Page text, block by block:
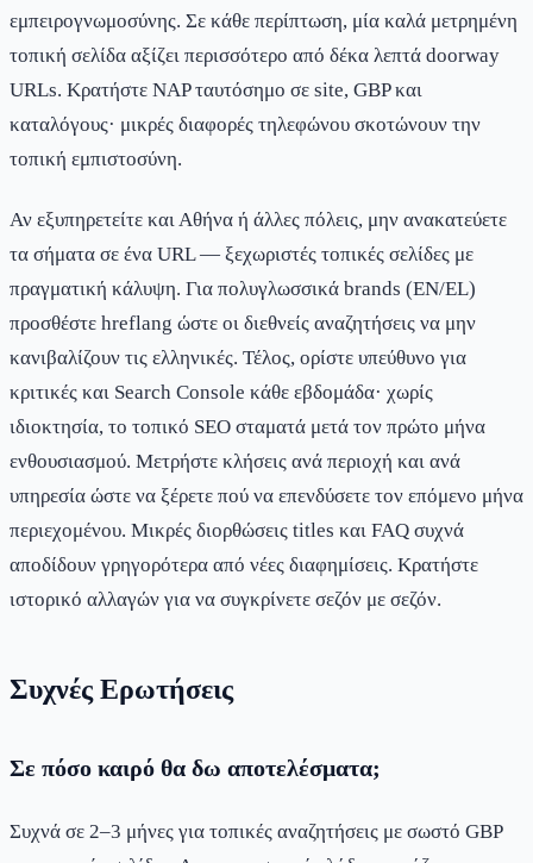
εμπειρογνωμοσύνης. Σε κάθε περίπτωση, μία καλά μετρημένη
τοπική σελίδα αξίζει περισσότερο από δέκα λεπτά doorway
URLs. Κρατήστε NAP ταυτόσημο σε site, GBP και
καταλόγους· μικρές διαφορές τηλεφώνου σκοτώνουν την
τοπική εμπιστοσύνη.
Αν εξυπηρετείτε και Αθήνα ή άλλες πόλεις, μην ανακατεύετε
τα σήματα σε ένα URL — ξεχωριστές τοπικές σελίδες με
πραγματική κάλυψη. Για πολυγλωσσικά brands (EN/EL)
προσθέστε hreflang ώστε οι διεθνείς αναζητήσεις να μην
κανιβαλίζουν τις ελληνικές. Τέλος, ορίστε υπεύθυνο για
κριτικές και Search Console κάθε εβδομάδα· χωρίς
ιδιοκτησία, το τοπικό SEO σταματά μετά τον πρώτο μήνα
ενθουσιασμού. Μετρήστε κλήσεις ανά περιοχή και ανά
υπηρεσία ώστε να ξέρετε πού να επενδύσετε τον επόμενο μήνα
περιεχομένου. Μικρές διορθώσεις titles και FAQ συχνά
αποδίδουν γρηγορότερα από νέες διαφημίσεις. Κρατήστε
ιστορικό αλλαγών για να συγκρίνετε σεζόν με σεζόν.
Συχνές Ερωτήσεις
Σε πόσο καιρό θα δω αποτελέσματα;
Συχνά σε 2–3 μήνες για τοπικές αναζητήσεις με σωστό GBP